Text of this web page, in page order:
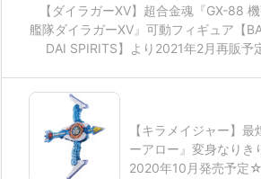
【ダイラガーXV】超合金魂『GX-88
艦隊ダイラガーXV』可動フィギュア【
DAI SPIRITS】より2021年2月再販予
【キラメイジャー】
ーアロー』変身なりき
2020年10月発売予定☆